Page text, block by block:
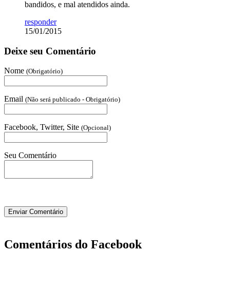
bandidos, e mal atendidos ainda.
responder
15/01/2015
Deixe seu Comentário
Nome (Obrigatório)
Email (Não será publicado - Obrigatório)
Facebook, Twitter, Site (Opcional)
Seu Comentário
Comentários do Facebook